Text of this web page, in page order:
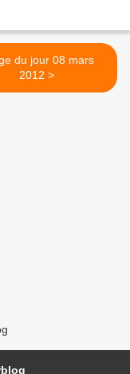
du jour 08 mars
2012 >